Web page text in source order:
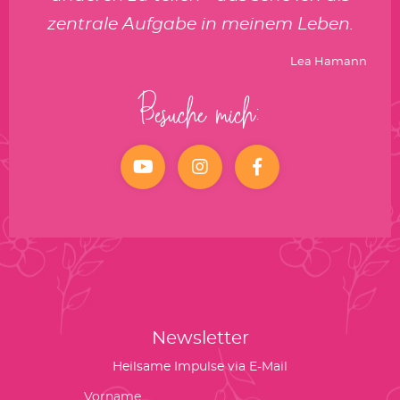
zentrale Aufgabe in meinem Leben.
Lea Hamann
Besuche mich:
YouTube Instagramfacebook
Newsletter
Heilsame Impulse via E-Mail